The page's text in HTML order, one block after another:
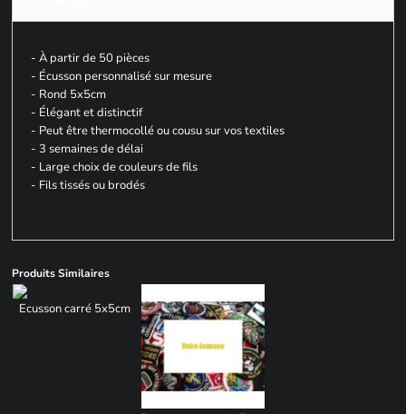
- À partir de 50 pièces
- Écusson personnalisé sur mesure
- Rond 5x5cm
- Élégant et distinctif
- Peut être thermocollé ou cousu sur vos textiles
- 3 semaines de délai
- Large choix de couleurs de fils
- Fils tissés ou brodés
Produits Similaires
Ecusson carré 5x5cm